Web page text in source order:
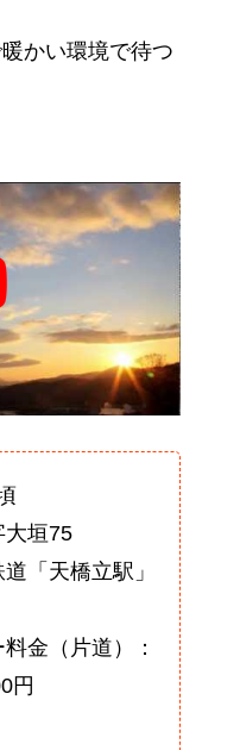
かい環境で待つ
大垣75
「天橋立駅」
金（片道）：
円